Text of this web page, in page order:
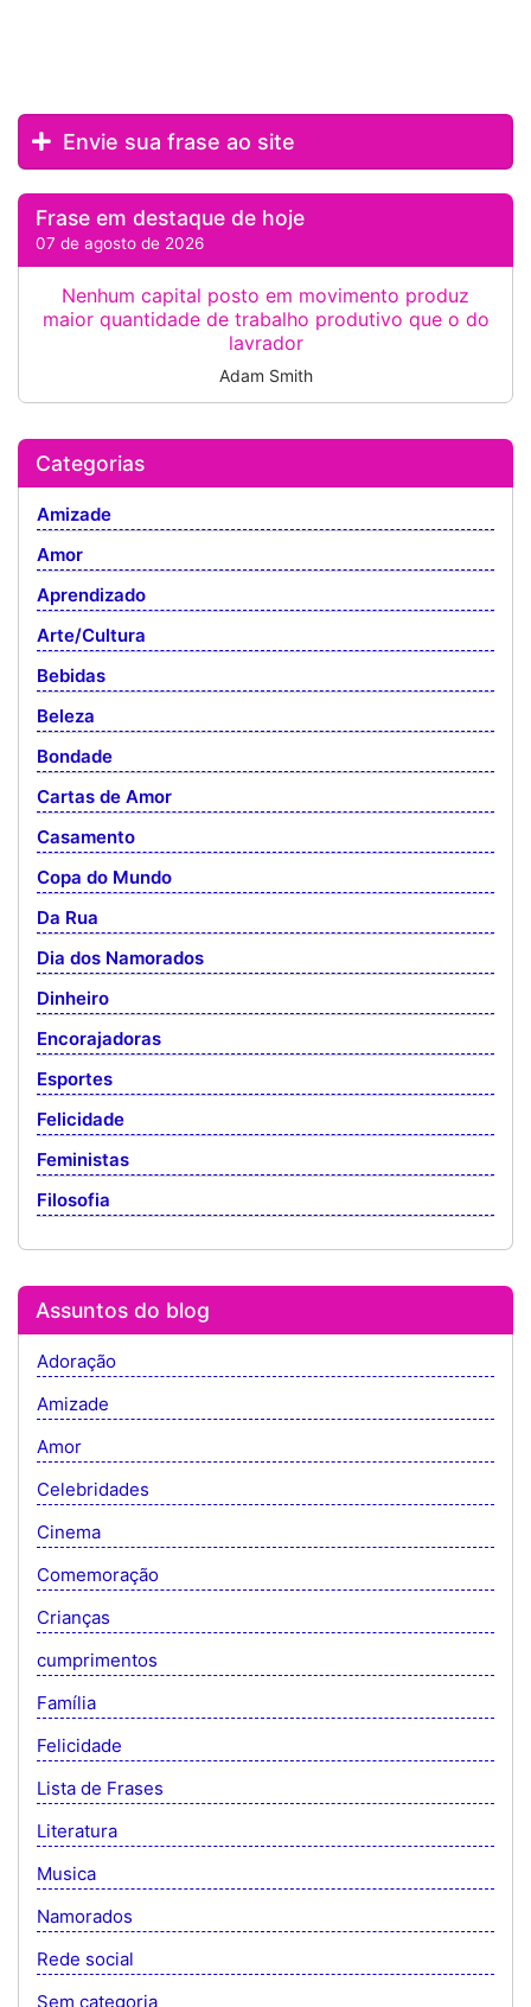
Envie sua frase ao site
Frase em destaque de hoje
07 de agosto de 2026
Nenhum capital posto em movimento produz
maior quantidade de trabalho produtivo que o do
lavrador
Adam Smith
Categorias
Amizade
Amor
Aprendizado
Arte/Cultura
Bebidas
Beleza
Bondade
Cartas de Amor
Casamento
Copa do Mundo
Da Rua
Dia dos Namorados
Dinheiro
Encorajadoras
Esportes
Felicidade
Feministas
Filosofia
Assuntos do blog
Adoração
Amizade
Amor
Celebridades
Cinema
Comemoração
Crianças
cumprimentos
Família
Felicidade
Lista de Frases
Literatura
Musica
Namorados
Rede social
Sem categoria